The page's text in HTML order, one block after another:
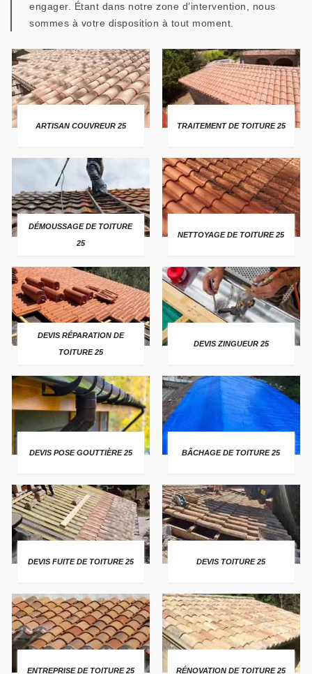
engager. Étant dans notre zone d’intervention, nous
sommes à votre disposition à tout moment.
ARTISAN COUVREUR 25 TRAITEMENT DE TOITURE 25
DÉMOUSSAGE DE TOITURE
25
NETTOYAGE DE TOITURE 25
DEVIS RÉPARATION DE
TOITURE 25
DEVIS ZINGUEUR 25
DEVIS POSE GOUTTIÈRE 25 BÂCHAGE DE TOITURE 25
DEVIS FUITE DE TOITURE 25 DEVIS TOITURE 25
ENTREPRISE DE TOITURE 25 RÉNOVATION DE TOITURE 25